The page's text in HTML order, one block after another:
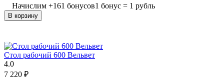
Начислим +161 бонусов1 бонус = 1 рубль
В корзину
Стол рабочий 600 Вельвет
4.0
7 220 ₽